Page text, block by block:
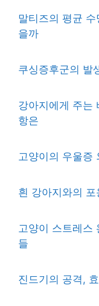
말티즈의 평균
을까
쿠싱증후군의 발
강아지에게 주는
항은
고양이의 우울증
흰 강아지와의
고양이 스트레스
들
진드기의 공격,